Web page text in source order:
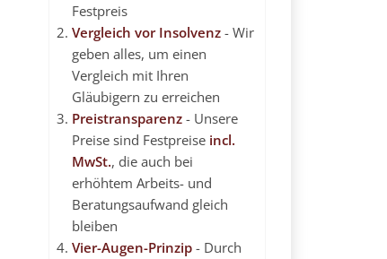
Festpreis
Vergleich vor Insolvenz - Wir
geben alles, um einen
Vergleich mit Ihren
Gläubigern zu erreichen
Preistransparenz - Unsere
Preise sind Festpreise incl.
MwSt., die auch bei
erhöhtem Arbeits- und
Beratungsaufwand gleich
bleiben
Vier-Augen-Prinzip - Durch